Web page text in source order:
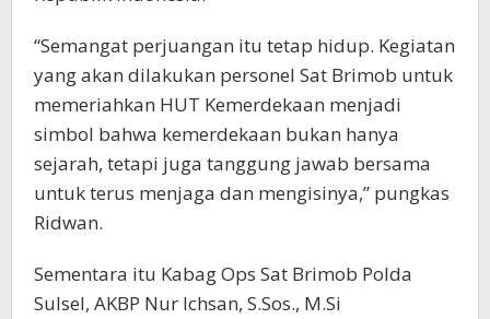
“Semangat perjuangan itu tetap hidup. Kegiatan
yang akan dilakukan personel Sat Brimob untuk
memeriahkan HUT Kemerdekaan menjadi
simbol bahwa kemerdekaan bukan hanya
sejarah, tetapi juga tanggung jawab bersama
untuk terus menjaga dan mengisinya,” pungkas
Ridwan.
Sementara itu Kabag Ops Sat Brimob Polda
Sulsel, AKBP Nur Ichsan, S.Sos., M.Si